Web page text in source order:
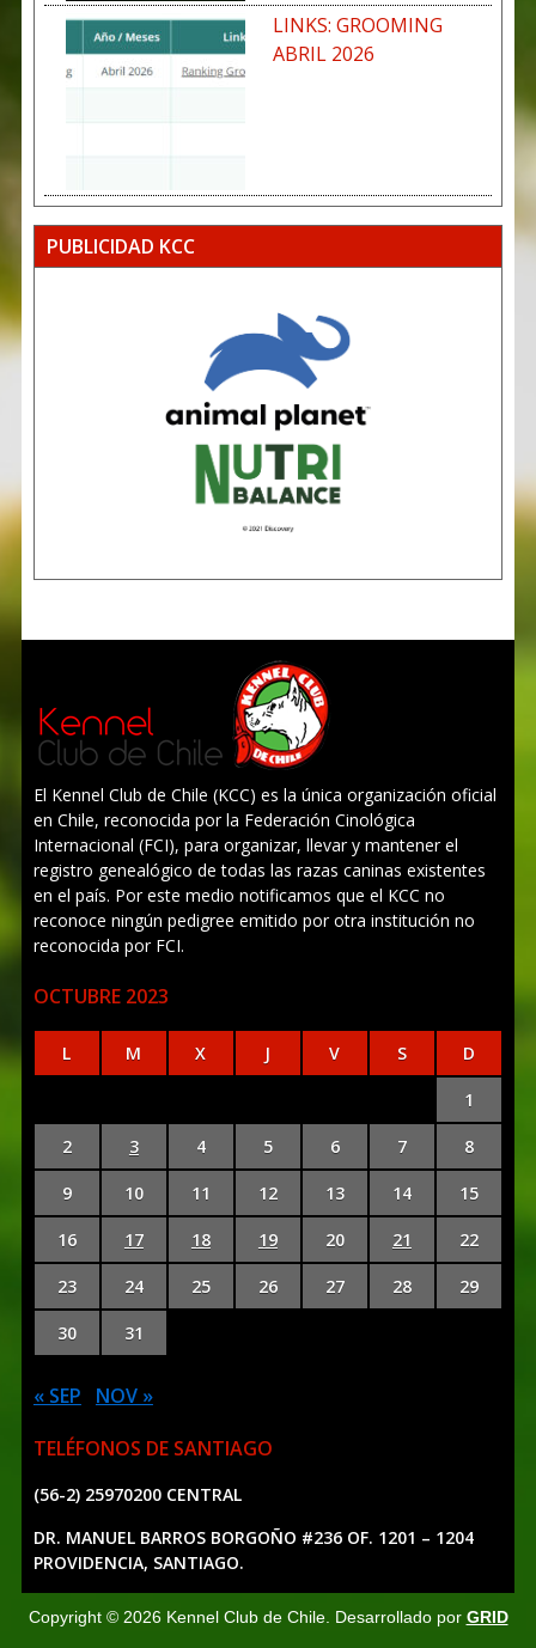
LINKS: GROOMING
ABRIL 2026
PUBLICIDAD KCC
El Kennel Club de Chile (KCC) es la única organización oficial
en Chile, reconocida por la Federación Cinológica
Internacional (FCI), para organizar, llevar y mantener el
registro genealógico de todas las razas caninas existentes
en el país. Por este medio notificamos que el KCC no
reconoce ningún pedigree emitido por otra institución no
reconocida por FCI.
OCTUBRE 2023
L M X J V S D
1
2 3 4 5 6 7 8
9 10 11 12 13 14 15
16 17 18 19 20 21 22
23 24 25 26 27 28 29
30 31
« SEP
NOV »
TELÉFONOS DE SANTIAGO
(56-2) 25970200 CENTRAL
DR. MANUEL BARROS BORGOÑO #236 OF. 1201 – 1204
PROVIDENCIA, SANTIAGO.
Copyright © 2026Kennel Club de Chile. Desarrollado por GRID